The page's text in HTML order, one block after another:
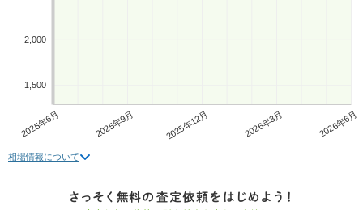
2025年6月 2025年9月 2025年12月 2026年3月 2026年6月
2,000
1,500
相場情報について